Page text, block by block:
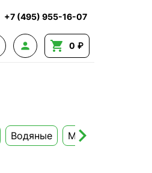
+7 (495) 955-16-07
  0 ₽
Водяные Многотопливные